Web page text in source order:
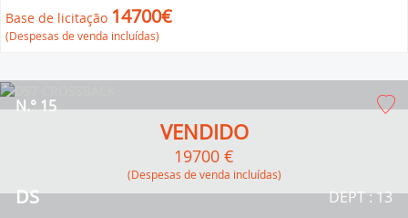
Base de licitação 14700€
(Despesas de venda incluídas)
DS
N.° 15
DEPT : 13
VENDIDO
19700 €
(Despesas de venda incluídas)